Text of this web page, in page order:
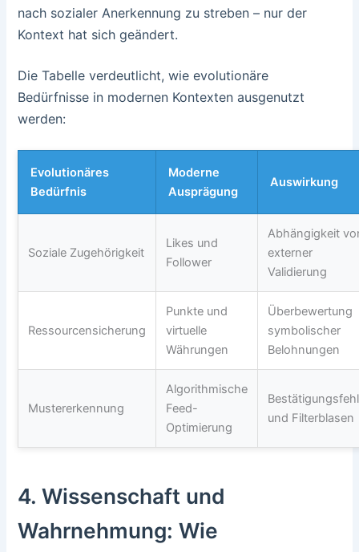
nach sozialer Anerkennung zu streben – nur der
Kontext hat sich geändert.
Die Tabelle verdeutlicht, wie evolutionäre
Bedürfnisse in modernen Kontexten ausgenutzt
werden:
Evolutionäres
Bedürfnis
Moderne
Ausprägung
Auswirkung
Soziale Zugehörigkeit
Likes und
Follower
Abhängigkeit
externer
Validierung
Ressourcensicherung
Punkte und
virtuelle
Währungen
Überbewertung
symbolischer
Belohnungen
Mustererkennung
Algorithmische
Feed-
Optimierung
und Filterblasen
4. Wissenschaft und
Wahrnehmung: Wie